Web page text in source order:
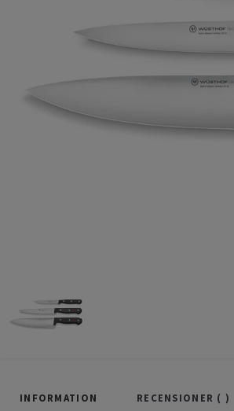
INFORMATION RECENSIONER ( )